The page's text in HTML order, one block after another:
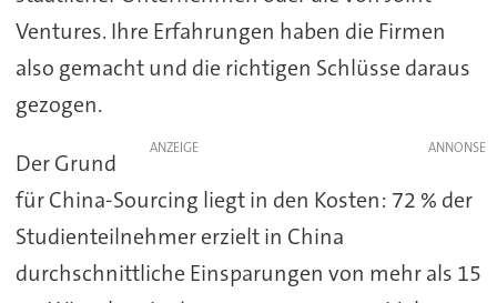
Ventures. Ihre Erfahrungen haben die Firmen
also gemacht und die richtigen Schlüsse daraus
gezogen.
ANZEIGE
Der Grund
für China-Sourcing liegt in den Kosten: 72 % der
Studienteilnehmer erzielt in China
durchschnittliche Einsparungen von mehr als 15